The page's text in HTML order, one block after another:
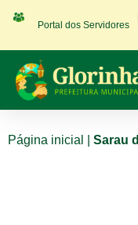
Portal dos Servidores
Página inicial Sarau